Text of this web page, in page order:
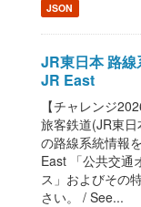
JSON
JR東日本 路
JR East
【チャレンジ
旅客鉄道(JR東
の路線系統情報
East 「公共交通
ス」およびその
さい。 / See...